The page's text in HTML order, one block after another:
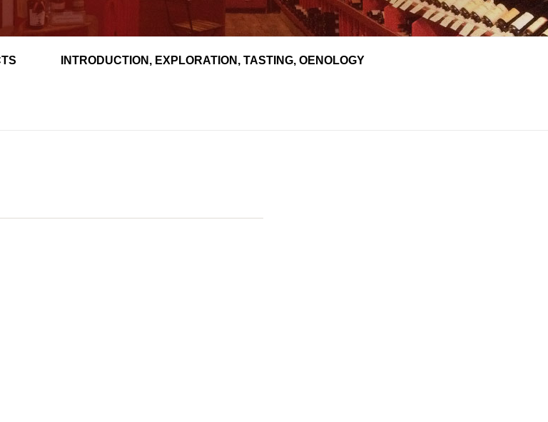
INTRODUCTION, EXPLORATION, TASTING, OENOLOGY